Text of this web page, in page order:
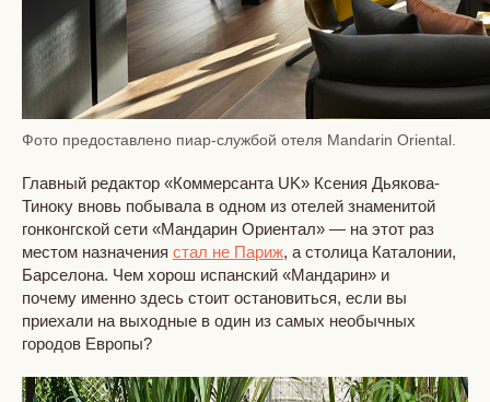
Фото предоставлено пиар-службой отеля Mandarin Oriental.
Главный редактор «Коммерсанта UK» Ксения Дьякова-
Тиноку вновь побывала в одном из отелей знаменитой
гонконгской сети «Мандарин Ориентал» — на этот раз
местом назначения стал не Париж, а столица Каталонии,
Барселона. Чем хорош испанский «Мандарин» и
почему именно здесь стоит остановиться, если вы
приехали на выходные в один из самых необычных
городов Европы?